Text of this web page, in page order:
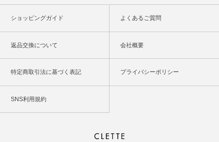
ショッピングガイド よくあるご質問
返品交換について 会社概要
特定商取引法に基づく表記 プライバシーポリシー
SNS利用規約